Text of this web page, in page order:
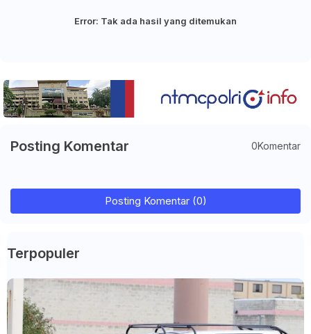
Error: Tak ada hasil yang ditemukan
Posting Komentar 0Komentar
Posting Komentar (0)
Terpopuler